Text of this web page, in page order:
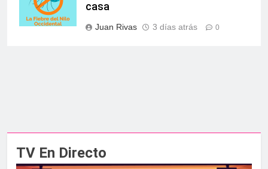
TV En Directo
casa
Juan Rivas 3 días atrás 0